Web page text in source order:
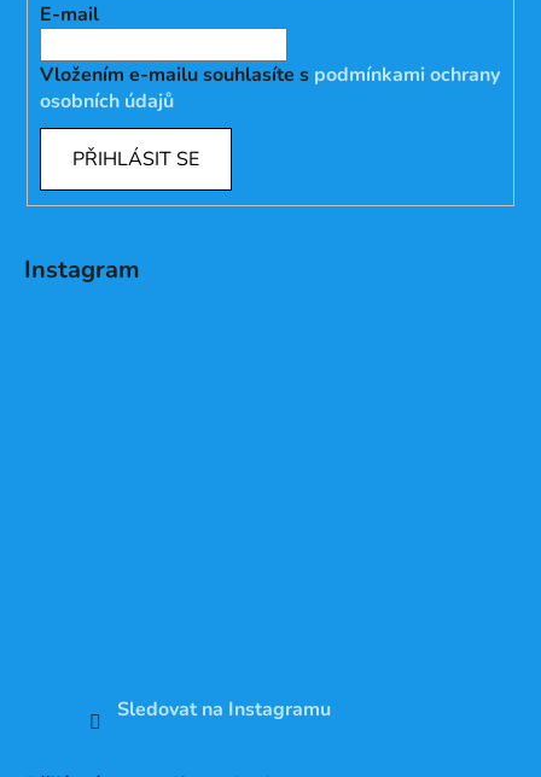
E-mail
Vložením e-mailu souhlasíte s podmínkami ochrany
osobních údajů
PŘIHLÁSIT SE
Instagram
Sledovat na Instagramu